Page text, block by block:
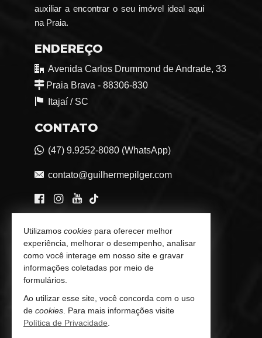
auxiliar a encontrar o seu imóvel ideal aqui
na Praia.
ENDEREÇO
Avenida Carlos Drummond de Andrade, 33
Praia Brava - 88306-830
Itajaí / SC
CONTATO
(47) 9.9252-8080 (WhatsApp)
contato@guilhermepilger.com
VEJA MAIS
Consultoria Imobiliária Personalizada
trabalhe conosco
Indicadores Financeiros
Imóveis Favoritos
Utilizamos cookies para oferecer melhor
experiência, melhorar o desempenho, analisar
como você interage em nosso site e gravar
informações coletadas por meio de
formulários.
Ao utilizar esse site, você concorda com o uso
de cookies . Para mais informações visite
Política de Privacidade